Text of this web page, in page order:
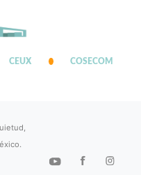
CEUX COSECOM